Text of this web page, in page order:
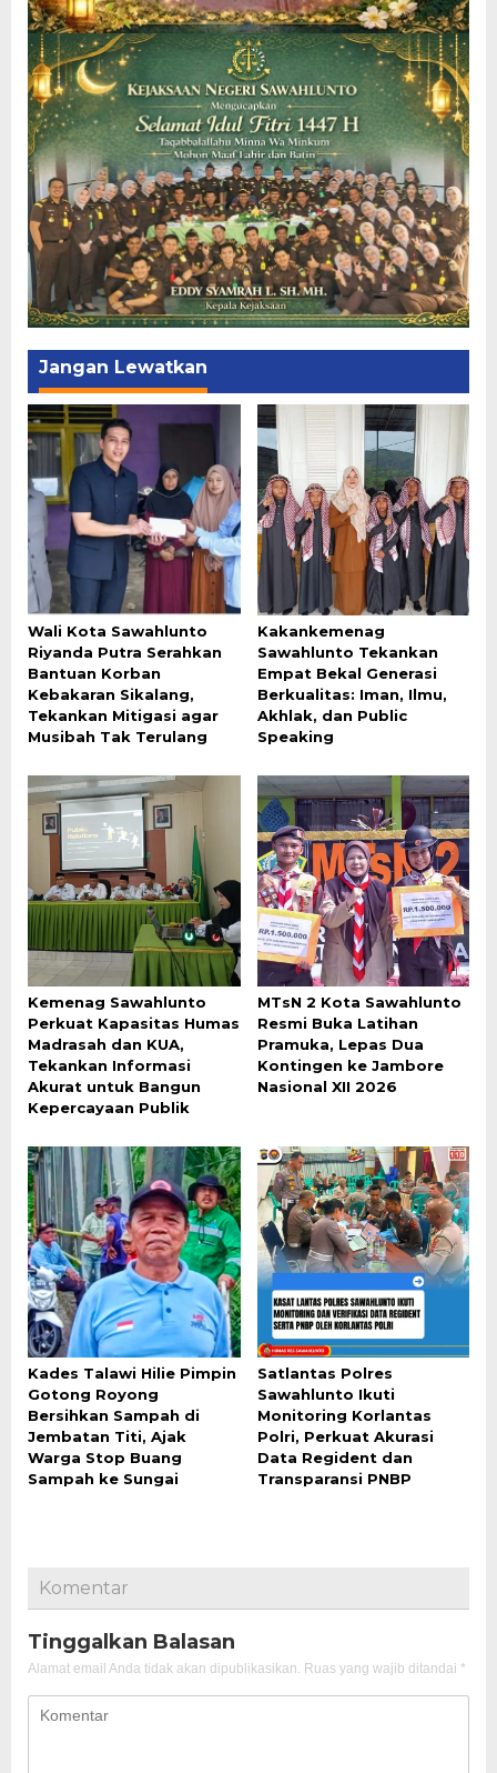
Jangan Lewatkan
Wali Kota Sawahlunto
Riyanda Putra Serahkan
Bantuan Korban
Kebakaran Sikalang,
Tekankan Mitigasi agar
Musibah Tak Terulang
Kakankemenag
Sawahlunto Tekankan
Empat Bekal Generasi
Berkualitas: Iman, Ilmu,
Akhlak, dan Public
Speaking
Kemenag Sawahlunto
Perkuat Kapasitas Humas
Madrasah dan KUA,
Tekankan Informasi
Akurat untuk Bangun
Kepercayaan Publik
MTsN 2 Kota Sawahlunto
Resmi Buka Latihan
Pramuka, Lepas Dua
Kontingen ke Jambore
Nasional XII 2026
Kades Talawi Hilie Pimpin
Gotong Royong
Bersihkan Sampah di
Jembatan Titi, Ajak
Warga Stop Buang
Sampah ke Sungai
Satlantas Polres
Sawahlunto Ikuti
Monitoring Korlantas
Polri, Perkuat Akurasi
Data Regident dan
Transparansi PNBP
Komentar
Tinggalkan Balasan
Alamat email Anda tidak akan dipublikasikan. Ruas yang wajib ditandai *